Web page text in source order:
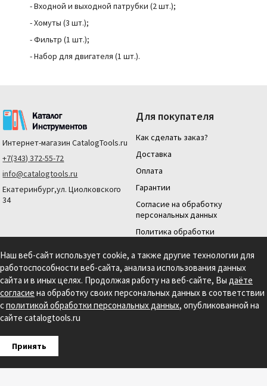
- Входной и выходной патрубки (2 шт.);
- Хомуты (3 шт.);
- Фильтр (1 шт.);
- Набор для двигателя (1 шт.).
Интернет-магазин CatalogTools.ru
+7(343) 372-55-72
info@catalogtools.ru
Екатеринбург,ул. Циолковского
34
Для покупателя
Как сделать заказ?
Доставка
Оплата
Гарантии
Согласие на обработку
персональных данных
Политика обработки
Для юридических лиц
На нашем сайте мы используем cookie для сбора информации технического
характера. Продолжая использовать этот сайт, вы даете согласие на
использование файлов cookies и обработку персональных данных в соответствии с
Политикой обработки персональных данных.Информация на сайте носит
справочный характер и не является публичной офертой, определяемой
положениями статьи 437 гражданского кодекса РФ.
Наш веб-сайт использует cookie, а также другие технологии для
работоспособности веб-сайта, анализа использования данных
сайта и в иных целях. Продолжая работу на веб-сайте, Вы даёте
согласие на обработку своих персональных данных в соответствии
сполитикой обработки персональных данных, опубликованной на
сайте catalogtools.ru
Принять